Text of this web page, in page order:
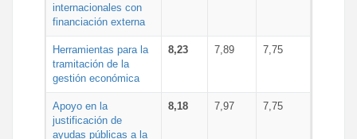
internacionales con
financiación externa
Herramientas para la
tramitación de la
gestión económica
8,23 7,89 7,75
Apoyo en la
justificación de
ayudas públicas a la
8,18 7,97 7,75